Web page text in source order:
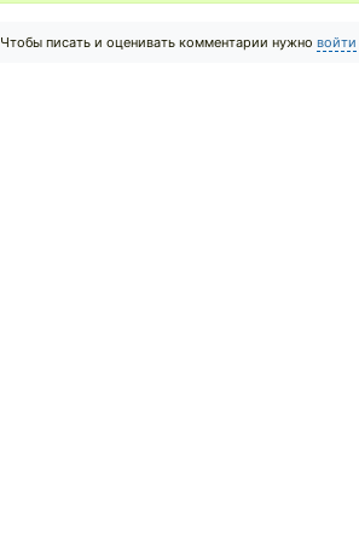
Чтобы писать и оценивать комментарии нужно войти